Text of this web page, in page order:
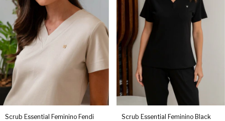
Scrub Essential Feminino Fendi Scrub Essential Feminino Black